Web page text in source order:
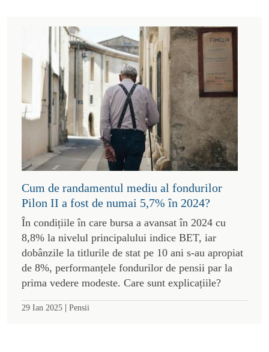
Cum de randamentul mediu al fondurilor
Pilon II a fost de numai 5,7% în 2024?
În condițiile în care bursa a avansat în 2024 cu
8,8% la nivelul principalului indice BET, iar
dobânzile la titlurile de stat pe 10 ani s-au apropiat
de 8%, performanțele fondurilor de pensii par la
prima vedere modeste. Care sunt explicațiile?
29 Ian 2025 | Pensii